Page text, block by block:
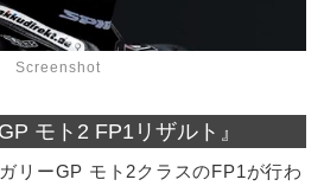
Screenshot
モト2 FP1リザルト』
リーGP モト2クラスのFP1が行わ